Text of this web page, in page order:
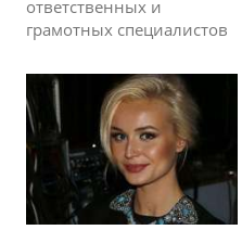
ответственных и
грамотных специалистов